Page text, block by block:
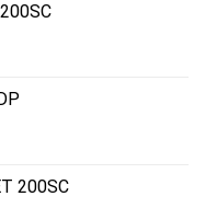
200SC